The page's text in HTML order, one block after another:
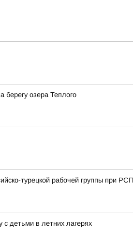
берегу озера Теплого
турецкой рабочей группы при
детьми в летних лагерях